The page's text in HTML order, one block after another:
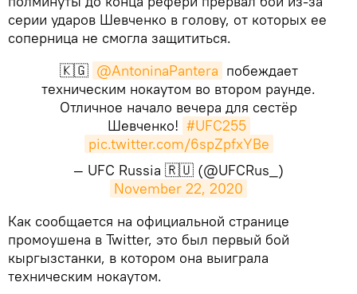
серии ударов Шевченко в голову, от которых ее
соперница не смогла защититься.
🇰🇬 @AntoninaPantera побеждает
техническим нокаутом во втором раунде.
Отличное начало вечера для сестёр
Шевченко! #UFC255
pic.twitter.com/6spZpfxYBe
— UFC Russia 🇷🇺 (@UFCRus_)
November 22, 2020
​Как сообщается на официальной странице
промоушена в Twitter, это был первый бой
кыргызстанки, в котором она выиграла
техническим нокаутом.